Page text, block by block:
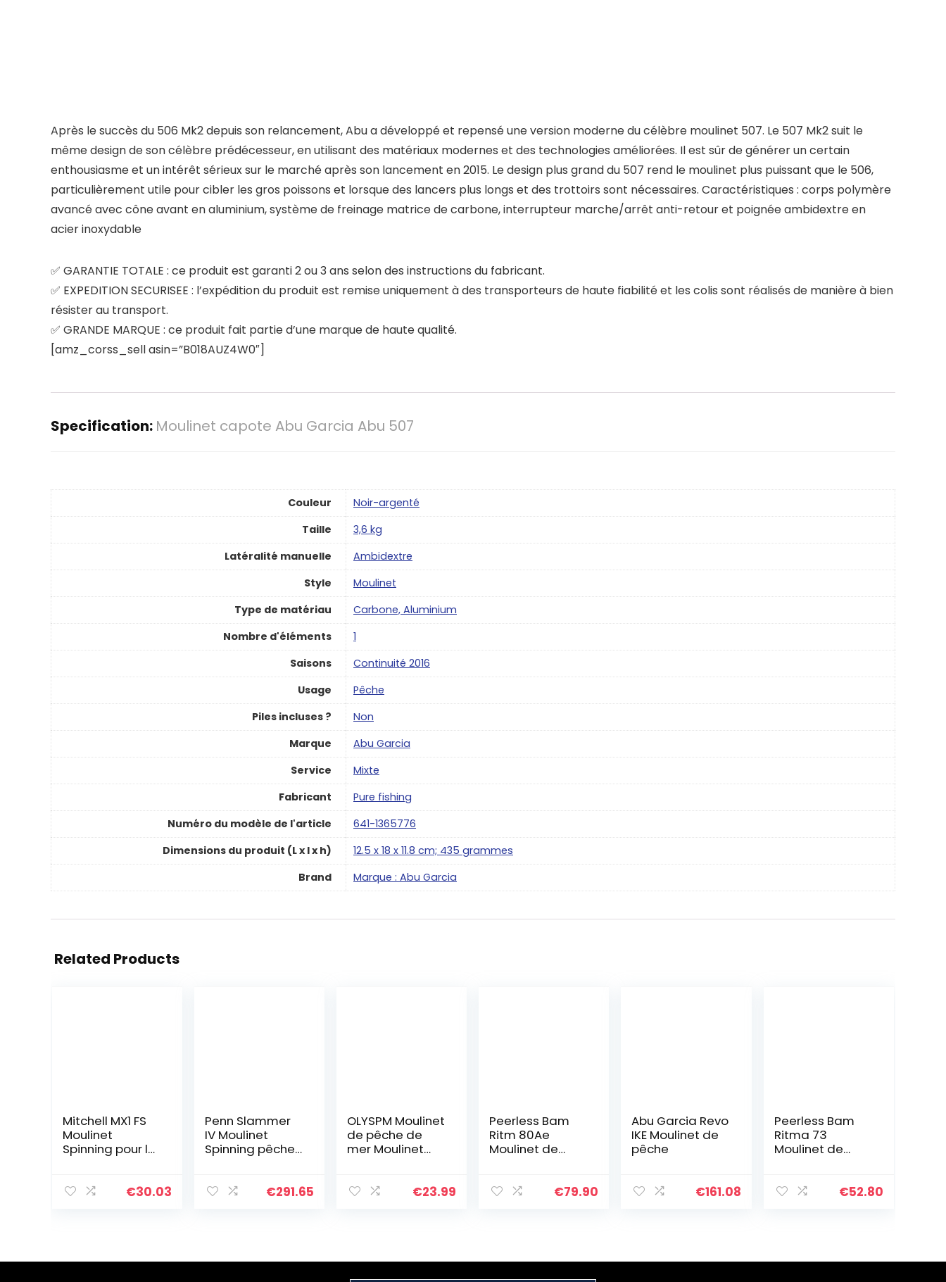
Après le succès du 506 Mk2 depuis son relancement, Abu a développé et repensé une version moderne du célèbre moulinet 507. Le 507 Mk2 suit le
même design de son célèbre prédécesseur, en utilisant des matériaux modernes et des technologies améliorées. Il est sûr de générer un certain
enthousiasme et un intérêt sérieux sur le marché après son lancement en 2015. Le design plus grand du 507 rend le moulinet plus puissant que le 506,
particulièrement utile pour cibler les gros poissons et lorsque des lancers plus longs et des trottoirs sont nécessaires. Caractéristiques : corps polymère
avancé avec cône avant en aluminium, système de freinage matrice de carbone, interrupteur marche/arrêt anti-retour et poignée ambidextre en
acier inoxydable
✅ GARANTIE TOTALE : ce produit est garanti 2 ou 3 ans selon des instructions du fabricant.
✅ EXPEDITION SECURISEE : l’expédition du produit est remise uniquement à des transporteurs de haute fiabilité et les colis sont réalisés de manière à bien
résister au transport.
✅ GRANDE MARQUE : ce produit fait partie d’une marque de haute qualité.
[amz_corss_sell asin=”B018AUZ4W0″]
Specification: Moulinet capote Abu Garcia Abu 507
Couleur
‎Noir-argenté
Taille
‎3,6 kg
Latéralité manuelle
‎Ambidextre
Style
‎Moulinet
Type de matériau
‎Carbone, Aluminium
Nombre d'éléments
‎1
Saisons
‎Continuité 2016
Usage
Pêche
Piles incluses ?
‎Non
Marque
‎Abu Garcia
Service
‎Mixte
Fabricant
‎Pure fishing
Numéro du modèle de l'article
‎641-1365776
Dimensions du produit (L x l x h)
‎12.5 x 18 x 11.8 cm; 435 grammes
Brand
Marque : Abu Garcia
Related Products
Mitchell MX1 FS
Moulinet
Spinning pour la
en mer, pêche
€30.03
Penn Slammer
IV Moulinet
Spinning pêche
pêche au leurre,
€291.65
OLYSPM Moulinet
de pêche de
mer Moulinet
Roulements à
€23.99
Peerless Bam
Ritm 80Ae
Moulinet de
Noir
€79.90
Abu Garcia Revo
IKE Moulinet de
pêche
€161.08
Peerless Bam
Ritma 73
Moulinet de
€52.80